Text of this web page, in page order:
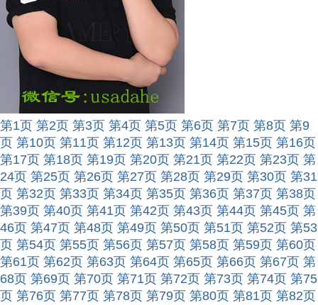
第1页 第2页 第3页 第4页 第5页 第6页 第7页 第8页 第9
页 第10页 第11页 第12页 第13页 第14页 第15页 第16页
第17页 第18页 第19页 第20页 第21页 第22页 第23页 第
24页 第25页 第26页 第27页 第28页 第29页 第30页 第31
页 第32页 第33页 第34页 第35页 第36页 第37页 第38页
第39页 第40页 第41页 第42页 第43页 第44页 第45页 第
46页 第47页 第48页 第49页 第50页 第51页 第52页 第53
页 第54页 第55页 第56页 第57页 第58页 第59页 第60页
第61页 第62页 第63页 第64页 第65页 第66页 第67页 第
68页 第69页 第70页 第71页 第72页 第73页 第74页 第75
页 第76页 第77页 第78页 第79页 第80页 第81页 第82页